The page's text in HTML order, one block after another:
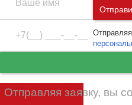
Москва и
Санкт-
Отправляя заявку, вы